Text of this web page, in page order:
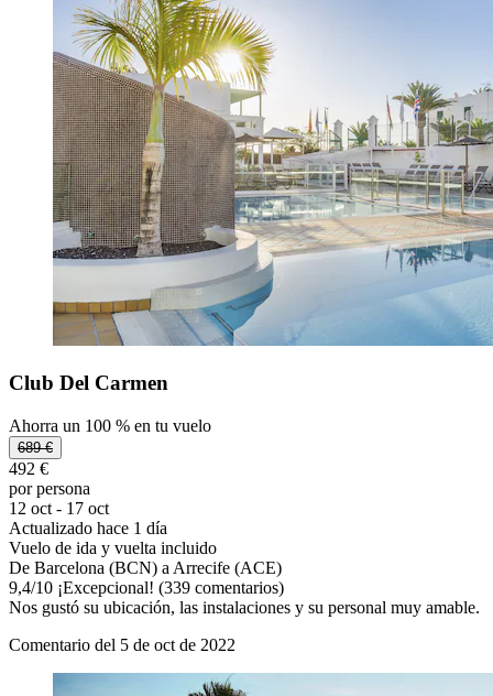
Club Del Carmen
Ahorra un 100 % en tu vuelo
689 €
492 €
por persona
12 oct - 17 oct
Actualizado hace 1 día
Vuelo de ida y vuelta incluido
De Barcelona (BCN) a Arrecife (ACE)
9,4/10 ¡Excepcional! (339 comentarios)
Nos gustó su ubicación, las instalaciones y su personal muy amable.
Comentario del 5 de oct de 2022